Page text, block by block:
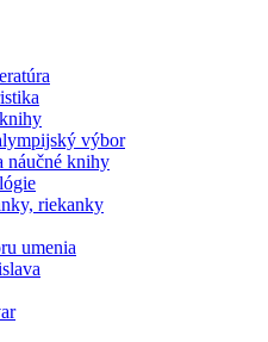
výbor
náučné knihy
riekanky
umenia